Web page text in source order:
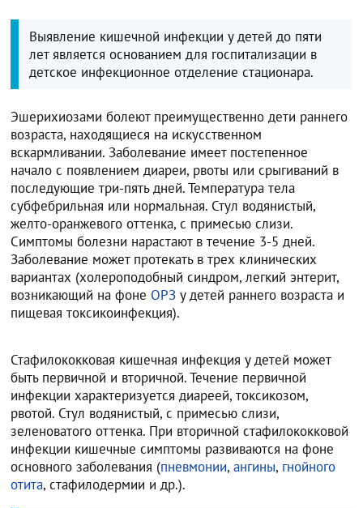
Выявление кишечной инфекции у детей до пяти
лет является основанием для госпитализации в
детское инфекционное отделение стационара.
Эшерихиозами болеют преимущественно дети раннего
возраста, находящиеся на искусственном
вскармливании. Заболевание имеет постепенное
начало с появлением диареи, рвоты или срыгиваний в
последующие три-пять дней. Температура тела
субфебрильная или нормальная. Стул водянистый,
желто-оранжевого оттенка, с примесью слизи.
Симптомы болезни нарастают в течение 3-5 дней.
Заболевание может протекать в трех клинических
вариантах (холероподобный синдром, легкий энтерит,
возникающий на фоне ОРЗ у детей раннего возраста и
пищевая токсикоинфекция).
Стафилококковая кишечная инфекция у детей может
быть первичной и вторичной. Течение первичной
инфекции характеризуется диареей, токсикозом,
рвотой. Стул водянистый, с примесью слизи,
зеленоватого оттенка. При вторичной стафилококковой
инфекции кишечные симптомы развиваются на фоне
основного заболевания (пневмонии,ангины, гнойного
отита, стафилодермии и др.).